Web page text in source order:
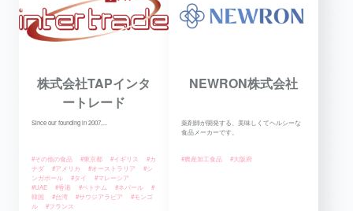
株式会社TAPインタ
ートレード
Since our founding in 2007,...
#その他の食品 #東京都 #イギリス
#カ
ナダ
#アメリカ #オーストラリア
#シ
ンガポール
#タイ
#マレーシア
#UAE
#香港 #ベトナム #ネパール
#
韓国
#台湾 #サウジアラビア
#モンゴ
ル
#フランス
NEWRON株式会社
薬剤師が開発する、美味しくてヘルシーな
食品メーカーです。
#農産加工食品 #大阪府